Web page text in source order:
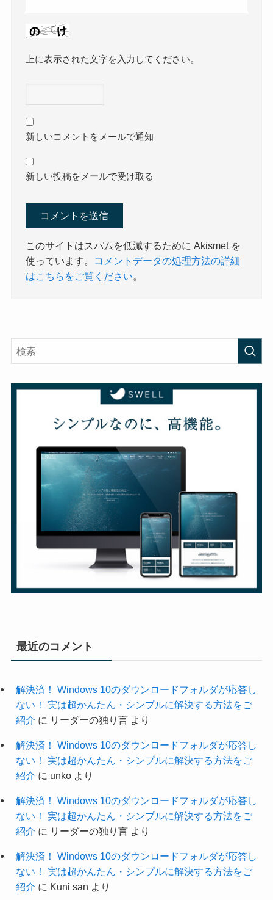
上に表示された文字を入力してください。
新しいコメントをメールで通知
新しい投稿をメールで受け取る
このサイトはスパムを低減するために Akismet を
使っています。
コメントデータの処理方法の詳細
はこちらをご覧ください。
最近のコメント
解決済！ Windows 10のダウンロードフォルダが応答し
ない！ 実は超かんたん・シンプルに解決する方法をご
紹介 に リーダーの独り言より
解決済！ Windows 10のダウンロードフォルダが応答し
ない！ 実は超かんたん・シンプルに解決する方法をご
紹介 に unkoより
解決済！ Windows 10のダウンロードフォルダが応答し
ない！ 実は超かんたん・シンプルに解決する方法をご
紹介 に リーダーの独り言より
解決済！ Windows 10のダウンロードフォルダが応答し
ない！ 実は超かんたん・シンプルに解決する方法をご
紹介 に Kuni san より